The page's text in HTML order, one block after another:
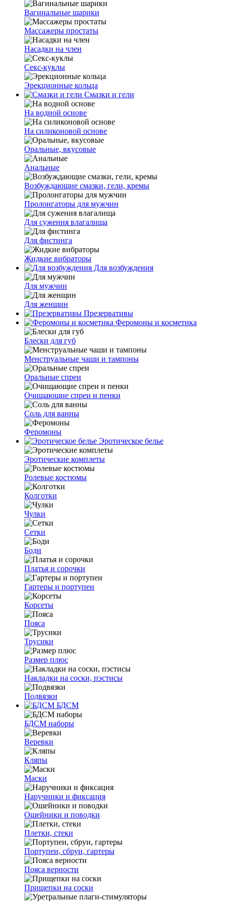
Вагинальные шарики
Массажеры простаты
Насадки на член
Секс-куклы
Эрекционные кольца
Смазки и гели
На водной основе
На силиконовой основе
Оральные, вкусовые
Анальные
Возбуждающие смазки, гели, кремы
Пролонгаторы для мужчин
Для сужения влагалища
Для фистинга
Жидкие вибраторы
Для возбуждения
Для мужчин
Для женщин
Презервативы
Феромоны и косметика
Блески для губ
Менструальные чаши и тампоны
Оральные спреи
Очищающие спреи и пенки
Соль для ванны
Феромоны
Эротическое белье
Эротические комплеты
Ролевые костюмы
Колготки
Чулки
Сетки
Боди
Платья и сорочки
Гартеры и портупеи
Корсеты
Пояса
Трусики
Размер плюс
Накладки на соски, пэстисы
Подвязки
БДСМ
БДСМ наборы
Веревки
Кляпы
Маски
Наручники и фиксация
Ошейники и поводки
Плетки, стеки
Портупеи, сбруи, гартеры
Пояса верности
Прищепки на соски